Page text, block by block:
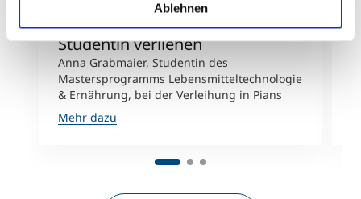
Ablehnen
Handl Tyrol Stipendium an MCI
Studentin verliehen
Anna Grabmaier, Studentin des
Mastersprogramms Lebensmitteltechnologie
& Ernährung, bei der Verleihung in Pians
Mehr dazu